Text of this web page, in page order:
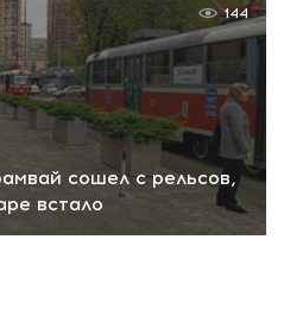
сошел с рельсов,
встало
144